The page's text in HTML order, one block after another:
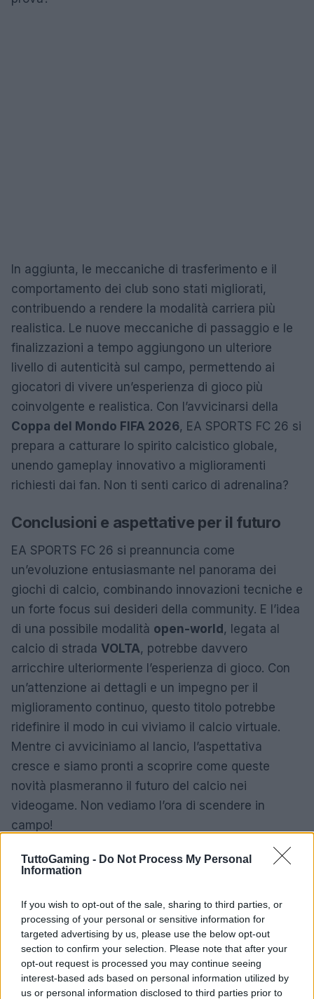
TuttoGaming - Do Not Process My Personal
Information
If you wish to opt-out of the sale, sharing to third parties, or
processing of your personal or sensitive information for
targeted advertising by us, please use the below opt-out
section to confirm your selection. Please note that after your
opt-out request is processed you may continue seeing
interest-based ads based on personal information utilized by
us or personal information disclosed to third parties prior to
In aggiunta, le meccaniche di trasferimento e il
comportamento dei club sono stati migliorati,
contribuendo a rendere la modalità carriera più
realistica. Le nuove meccaniche di passaggio e le
finalizzazioni a tempo aggiungono un ulteriore
livello di autenticità sul campo, permettendo ai
giocatori di vivere un’esperienza di gioco più
coinvolgente e realistica. Con l’avvicinarsi della
Coppa del Mondo FIFA 2026, EA SPORTS FC 26 si
prepara a catturare lo spirito calcistico globale,
unendo gameplay innovativo a miglioramenti
richiesti dai fan. Non ti senti carico di adrenalina?
Conclusioni e aspettative per il futuro
EA SPORTS FC 26 si preannuncia come
un’evoluzione entusiasmante nel panorama dei
giochi di calcio, combinando innovazioni tecniche e
un forte focus sui desideri della community. E l’idea
di una possibile modalità open-world , legata al
calcio di strada VOLTA, potrebbe davvero
arricchire ulteriormente l’esperienza di gioco. Con
un’attenzione ai dettagli e un impegno per il
miglioramento continuo, questo titolo potrebbe
ridefinire il modo in cui viviamo il calcio virtuale.
Mentre ci avviciniamo al lancio, l’aspettativa
cresce e siamo pronti a scoprire come queste
novità plasmeranno il futuro del calcio nei
videogame. Non vediamo l’ora di scendere in
campo!
AiAdhubMedia